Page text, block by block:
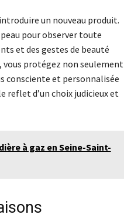
un nouveau produit.
pour observer toute
et des gestes de beauté
protégez non seulement
consciente et personnalisée
reflet d’un choix judicieux et
à gaz en Seine-Saint-